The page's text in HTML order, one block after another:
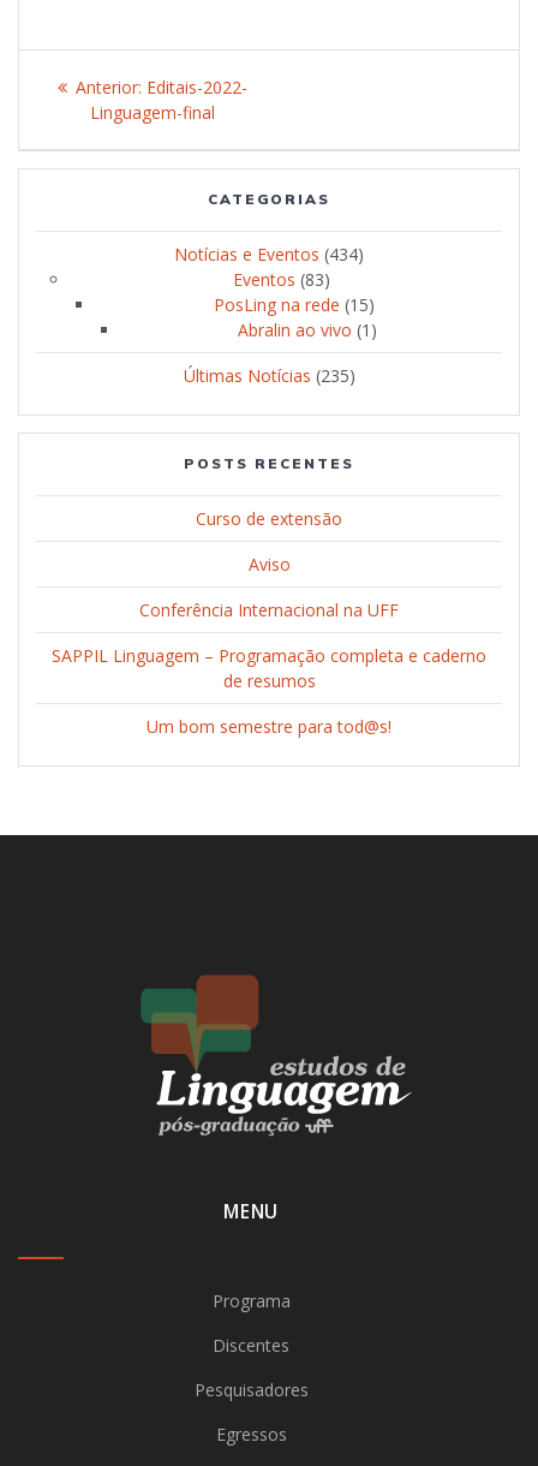
Navegação
Post
Anterior: Post
anterior:
Editais-2022-
Linguagem-final
CATEGORIAS
Notícias e Eventos (434)
Eventos (83)
PosLing na rede (15)
Abralin ao vivo (1)
Últimas Notícias (235)
POSTS RECENTES
Curso de extensão
Aviso
Conferência Internacional na UFF
SAPPIL Linguagem – Programação completa e caderno
de resumos
Um bom semestre para tod@s!
MENU
Programa
Discentes
Pesquisadores
Egressos